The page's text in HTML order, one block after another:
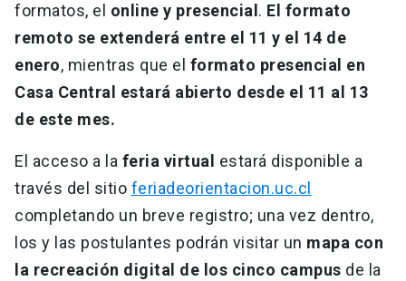
formatos, el online y presencial . El formato
remoto se extenderá entre el 11 y el 14 de
enero, mientras que el formato presencial en
Casa Central estará abierto desde el 11 al 13
de este mes.
El acceso a la feria virtual
estará disponible a
través del sitio feriadeorientacion.uc.cl
completando un breve registro; una vez dentro,
los y las postulantes podrán visitar un mapa con
la recreación digital de los cinco campus de la